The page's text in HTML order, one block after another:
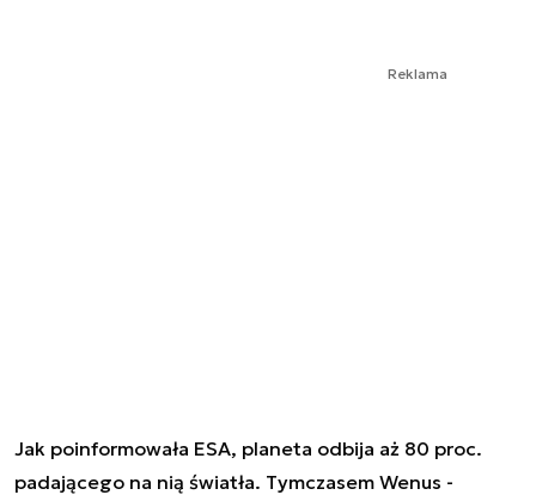
Reklama
Jak poinformowała ESA, planeta odbija aż 80 proc.
padającego na nią światła. Tymczasem Wenus -